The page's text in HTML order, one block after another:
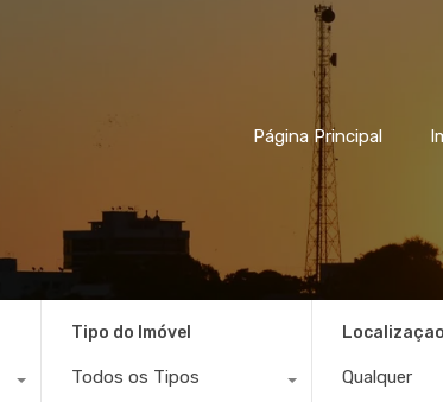
Página Principal
Tipo do Imóvel
Todos os Tipos Qualquer